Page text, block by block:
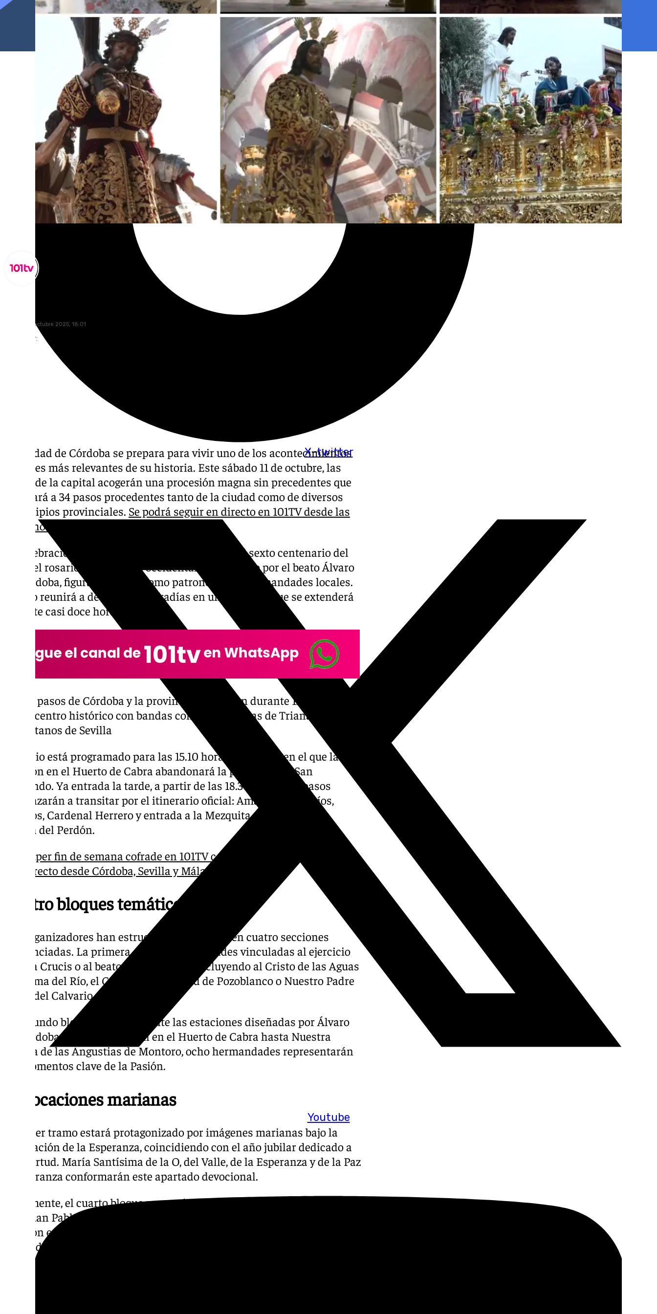
X-twitter
Youtube
viernes, 10 octubre 2025, 18:01
Compartir:
La ciudad de Córdoba se prepara para vivir uno de los acontecimientos
cofrades más relevantes de su historia. Este sábado 11 de octubre, las
calles de la capital acogerán una procesión magna sin precedentes que
agrupará a 34 pasos procedentes tanto de la ciudad como de diversos
municipios provinciales. Se podrá seguir en directo en 101TV desde las
18.00 horas.
La celebración tiene como motivo conmemorar el sexto centenario del
rezo del rosario en el mundo occidental, introducido por el beato Álvaro
de Córdoba, figura venerada como patrono de las hermandades locales.
El acto reunirá a decenas de cofradías en un recorrido que se extenderá
durante casi doce horas.
34 pasos de Córdoba y la provincia recorrerán durante 12 horas
el centro histórico con bandas como Tres Caídas de Triana y
Gitanos de Sevilla
El inicio está programado para las 15.10 horas, momento en el que la
Oración en el Huerto de Cabra abandonará la parroquia de San
Fernando. Ya entrada la tarde, a partir de las 18.30 horas, los pasos
comenzarán a transitar por el itinerario oficial: Amador de los Ríos,
Torrijos, Cardenal Herrero y entrada a la Mezquita-Catedral por la
Puerta del Perdón.
Súper fin de semana cofrade en 101TV con tres procesiones en
directo desde Córdoba, Sevilla y Málaga
Cuatro bloques temáticos
Los organizadores han estructurado el cortejo en cuatro secciones
diferenciadas. La primera agrupa hermandades vinculadas al ejercicio
del Vía Crucis o al beato homenajeado, incluyendo al Cristo de las Aguas
de Palma del Río, el Cristo de la Caridad de Pozoblanco o Nuestro Padre
Jesús del Calvario.
El segundo bloque sigue fielmente las estaciones diseñadas por Álvaro
de Córdoba. Desde la Oración en el Huerto de Cabra hasta Nuestra
Señora de las Angustias de Montoro, ocho hermandades representarán
los momentos clave de la Pasión.
Advocaciones marianas
El tercer tramo estará protagonizado por imágenes marianas bajo la
advocación de la Esperanza, coincidiendo con el año jubilar dedicado a
esta virtud. María Santísima de la O, del Valle, de la Esperanza y de la Paz
y Esperanza conformarán este apartado devocional.
Finalmente, el cuarto bloque recreará el Vía Crucis según la propuesta de
San Juan Pablo II, con quince estaciones que recorrerán desde la
Oración en el Huerto hasta la Resurrección, representadas por imágenes
de Córdoba, Lucena, Fernán Núñez, Aguilar de la Frontera, La Rambla y
El Carpio.